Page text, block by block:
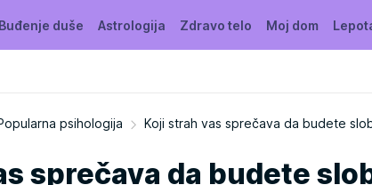
Buđenje duše Astrologija Zdravo telo Moj dom
psihologija Koji strah vas sprečava da budete
sprečava da budete